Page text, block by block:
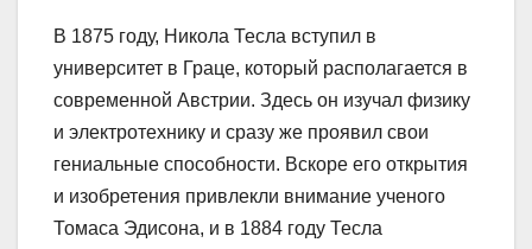
В 1875 году, Никола Тесла вступил в
университет в Граце, который располагается в
современной Австрии. Здесь он изучал физику
и электротехнику и сразу же проявил свои
гениальные способности. Вскоре его открытия
и изобретения привлекли внимание ученого
Томаса Эдисона, и в 1884 году Тесла